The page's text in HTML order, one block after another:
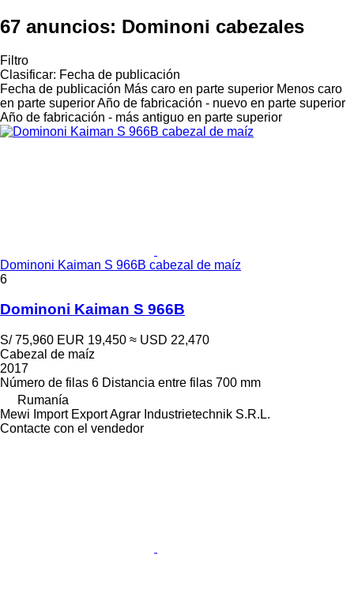
67 anuncios: Dominoni cabezales
Filtro
Clasificar: Fecha de publicación
Fecha de publicación Más caro en parte superior Menos caro
en parte superiorAño de fabricación - nuevo en parte superior
Año de fabricación - más antiguo en parte superior
Dominoni Kaiman S 966B cabezal de maíz
6
Dominoni Kaiman S 966B
S/ 75,960 EUR 19,450 ≈ USD 22,470
Cabezal de maíz
2017
Número de filas 6 Distancia entre filas 700 mm
Rumanía
Mewi Import Export Agrar Industrietechnik S.R.L.
Contacte con el vendedor